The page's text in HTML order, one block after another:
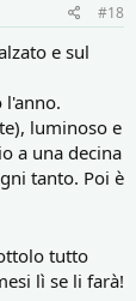
#18
e sul
l'anno.
luminoso e
a una decina
tanto. Poi è
tutto
lì se li farà!